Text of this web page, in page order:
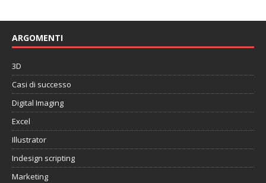
ARGOMENTI
3D
Casi di successo
Digital Imaging
Excel
Illustrator
Indesign scripting
Marketing